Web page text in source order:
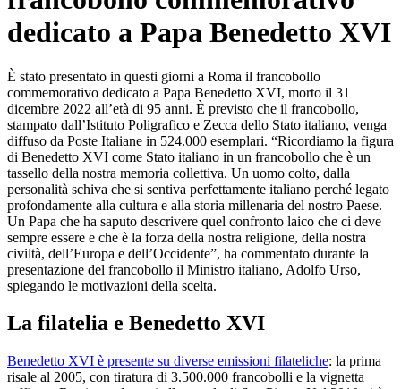
dedicato a Papa Benedetto XVI
È stato presentato in questi giorni a Roma il francobollo
commemorativo dedicato a Papa Benedetto XVI, morto il 31
dicembre 2022 all’età di 95 anni. È previsto che il francobollo,
stampato dall’Istituto Poligrafico e Zecca dello Stato italiano, venga
diffuso da Poste Italiane in 524.000 esemplari. “Ricordiamo la figura
di Benedetto XVI come Stato italiano in un francobollo che è un
tassello della nostra memoria collettiva. Un uomo colto, dalla
personalità schiva che si sentiva perfettamente italiano perché legato
profondamente alla cultura e alla storia millenaria del nostro Paese.
Un Papa che ha saputo descrivere quel confronto laico che ci deve
sempre essere e che è la forza della nostra religione, della nostra
civiltà, dell’Europa e dell’Occidente”, ha commentato durante la
presentazione del francobollo il Ministro italiano, Adolfo Urso,
spiegando le motivazioni della scelta.
La filatelia e Benedetto XVI
Benedetto XVI è presente su diverse emissioni filateliche: la prima
risale al 2005, con tiratura di 3.500.000 francobolli e la vignetta